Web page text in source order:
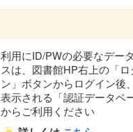
利用にID/PWの必要なデー
スは、図書館HP右上の「ロ
ン」ボタンからログイン後
表示される「認証データベ
からご利用ください